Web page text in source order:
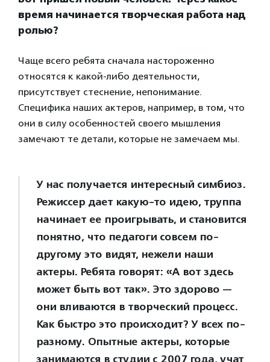
время начинается творческая работа над
ролью?
Чаще всего ребята сначала настороженно
относятся к какой-либо деятельности,
присутствует стеснение, непонимание.
Специфика наших актеров, например, в том, что
они в силу особенностей своего мышления
замечают те детали, которые не замечаем мы.
У нас получается интересный симбиоз.
Режиссер дает какую-то идею, труппа
начинает ее проигрывать, и становится
понятно, что педагоги совсем по-
другому это видят, нежели наши
актеры. Ребята говорят: «А вот здесь
может быть вот так». Это здорово —
они вливаются в творческий процесс.
Как быстро это происходит? У всех по-
разному. Опытные актеры, которые
занимаются в студии с 2007 года, учат